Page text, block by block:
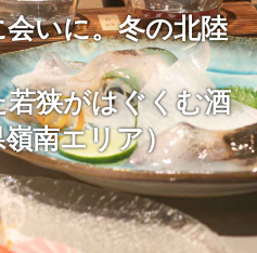
いに。冬の北陸
若狭がはぐくむ酒
南エリア）